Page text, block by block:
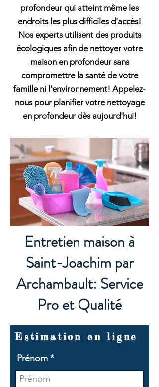
profondeur qui atteint même les
endroits les plus difficiles d'accès!
Nos experts utilisent des produits
écologiques afin de nettoyer votre
maison en profondeur sans
compromettre la santé de votre
famille ni l'environnement! Appelez-
nous pour planifier votre nettoyage
en profondeur dès aujourd'hui!
Entretien maison à
Saint-Joachim par
Archambault: Service
Pro et Qualité
Estimation en ligne
Prénom